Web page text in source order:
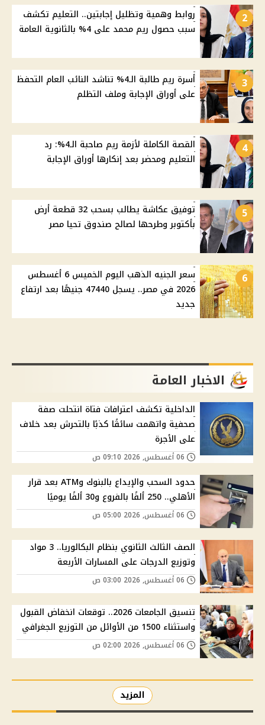
2
روابط وهمية وتظليل إجابتين.. التعليم تكشف
سبب حصول ريم محمد على 4% بالثانوية العامة
3
أسرة ريم طالبة الـ4% تناشد النائب العام التحفظ
على أوراق الإجابة وملف التظلم
4
القصة الكاملة لأزمة ريم صاحبة الـ4%: رد
التعليم ومحضر بعد إنكارها أوراق الإجابة
5
توفيق عكاشة يطالب بسحب 32 قطعة أرض
بأكتوبر وطرحها لصالح صندوق تحيا مصر
6
سعر الجنيه الذهب اليوم الخميس 6 أغسطس
2026 في مصر.. يسجل 47440 جنيهًا بعد ارتفاع
جديد
الاخبار العامة
الداخلية تكشف اعترافات فتاة انتحلت صفة
صحفية واتهمت سائقًا كذبًا بالتحرش بعد خلاف
على الأجرة
حدود السحب والإيداع بالبنوك وATM بعد قرار
الأهلي.. 250 ألفًا بالفروع و30 ألفًا يوميًا
الصف الثالث الثانوي بنظام البكالوريا.. 3 مواد
وتوزيع الدرجات على المسارات الأربعة
تنسيق الجامعات 2026.. توقعات انخفاض القبول
واستثناء 1500 من الأوائل من التوزيع الجغرافي
المزيد